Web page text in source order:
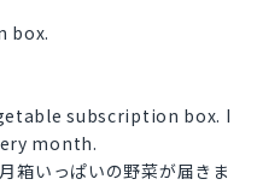
box.
subscription box. I
month.
箱いっぱいの野菜が届きま